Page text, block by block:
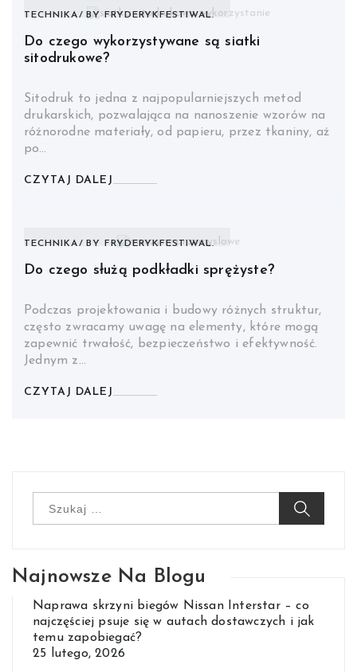
TECHNIKA BY FRYDERYKFESTIWAL.
Do czego wykorzystywane są siatki
sitodrukowe?
Sitodruk to jedna z najpopularniejszych metod
drukarskich, pozwalająca na nanoszenie wzorów na
różnorodne materiały, od papieru, przez tkaniny, aż
po…
CZYTAJ DALEJ
TECHNIKA BY FRYDERYKFESTIWAL.
Do czego służą podkładki sprężyste?
Podczas projektowania i budowy różnych struktur,
często zwracamy uwagę na elementy, które mogą
zapewnić trwałość, bezpieczeństwo i efektywność.
Jednym z…
CZYTAJ DALEJ
Najnowsze Na Blogu
Naprawa skrzyni biegów Nissan Interstar – co
najczęściej psuje się w autach dostawczych i jak
temu zapobiegać?
25 lutego, 2026